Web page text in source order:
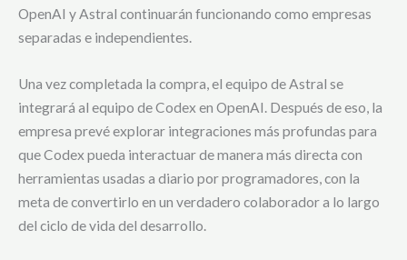
OpenAI y Astral continuarán funcionando como empresas
separadas e independientes.
Una vez completada la compra, el equipo de Astral se
integrará al equipo de Codex en OpenAI. Después de eso, la
empresa prevé explorar integraciones más profundas para
que Codex pueda interactuar de manera más directa con
herramientas usadas a diario por programadores, con la
meta de convertirlo en un verdadero colaborador a lo largo
del ciclo de vida del desarrollo.